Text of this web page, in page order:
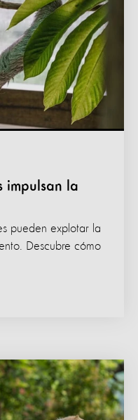
impulsan la
pueden explotar la
Descubre cómo